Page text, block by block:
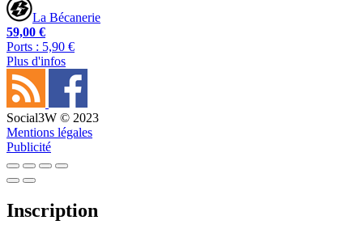
La Bécanerie
59,00 €
Ports : 5,90 €
Plus d'infos
Social3W © 2023
Mentions légales
Publicité
Inscription